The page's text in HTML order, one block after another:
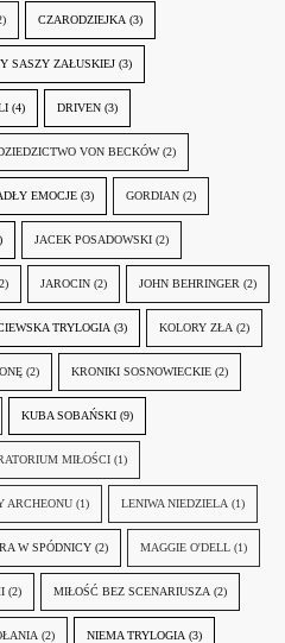
CZARODZIEJKA (3)
SASZY ZAŁUSKIEJ (3)
(4) DRIVEN (3)
VON BECKÓW (2)
EMOCJE (3) GORDIAN (2)
JACEK POSADOWSKI (2)
JAROCIN (2) JOHN BEHRINGER (2)
TRYLOGIA (3) KOLORY ZŁA (2)
(2) KRONIKI SOSNOWIECKIE (2)
KUBA SOBAŃSKI (9)
MIŁOŚCI (1)
ARCHEONU (1) LENIWA NIEDZIELA (1)
W SPÓDNICY (2) MAGGIE O'DELL (1)
(2) MIŁOŚĆ BEZ SCENARIUSZA (2)
(2) NIEMA TRYLOGIA (3)